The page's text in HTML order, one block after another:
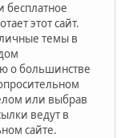
этот сайт.
темы в
о большинстве
или выбрав
ведут в
сайте.